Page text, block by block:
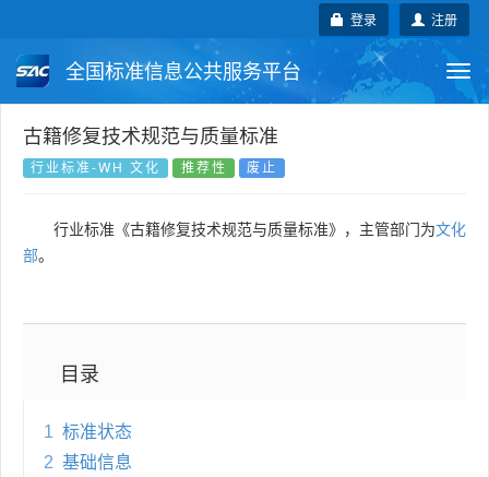
注册
登录
全国标准信息公共服务平台
国家标准 行业标准
国外标准 技术委员会
古籍修复技术规范与质量标准
行业标准-WH 文化 推荐性 废止
行业标准《古籍修复技术规范与质量标准》，主管部门为文化
部。
目录
1 标准状态
2 基础信息